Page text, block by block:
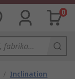
0
/ Inclination